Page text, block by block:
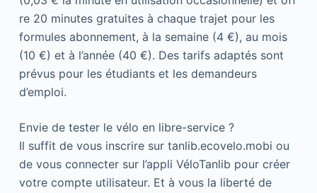
re 20 minutes gratuites à chaque trajet pour les
formules abonnement, à la semaine (4 €), au mois
(10 €) et à l’année (40 €). Des tarifs adaptés sont
prévus pour les étudiants et les demandeurs
d’emploi.
Envie de tester le vélo en libre-service ?
Il suffit de vous inscrire sur tanlib.ecovelo.mobi ou
de vous connecter sur l’appli VéloTanlib pour créer
votre compte utilisateur. Et à vous la liberté de